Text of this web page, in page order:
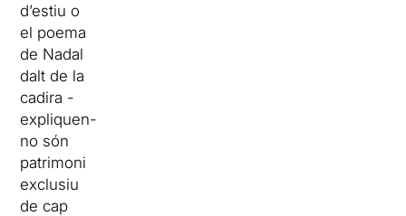
d’estiu o
el poema
de Nadal
dalt de la
cadira -
expliquen-
no són
patrimoni
exclusiu
de cap